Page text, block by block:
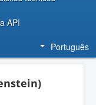
API
Português